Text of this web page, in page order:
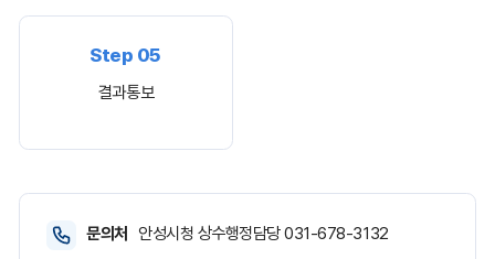
Step 05
결과통보
문의처 안성시청 상수행정담당 031-678-3132